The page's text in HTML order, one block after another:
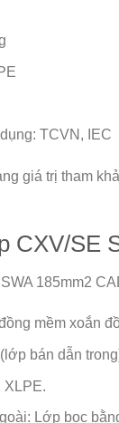
TCVN, IEC
giá trị tham
CXV/SE
185mm2
mềm xoắn
bán dẫn
XLPE.
Lớp bọc